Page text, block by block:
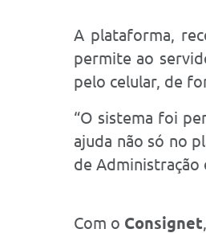
A plataforma,
permite ao
pelo celular, de
“O sistema foi
ajuda não só no
de Administração
Com o Consignet